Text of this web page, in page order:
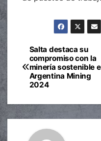
Navegación
de
Salta destaca su
compromiso con la
minería sostenible
Argentina Mining
2024